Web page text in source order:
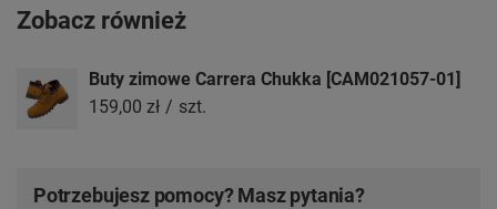
Zobacz również
Buty zimowe Carrera Chukka [CAM021057-01]
159,00 zł / szt.
Potrzebujesz pomocy? Masz pytania?